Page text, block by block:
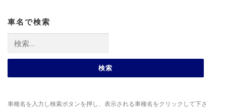
車名で検索
索:
車種名を入力し検索ボタンを押し、表示される車種名をクリックして下さ